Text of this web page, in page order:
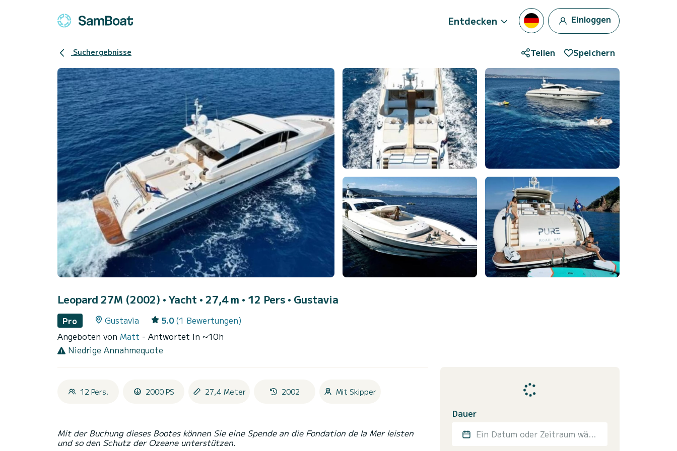
Entdecken Einloggen
Suchergebnisse Teilen Speichern
Leopard 27M (2002) • Yacht • 27,4 m • 12 Pers • Gustavia
Pro Gustavia 5.0 (1 Bewertungen)
Angeboten von Matt - Antwortet in ~10h
Niedrige Annahmequote
12 Pers. 2000 PS 27,4 Meter 2002 Mit Skipper
Mit der Buchung dieses Bootes können Sie eine Spende an die Fondation de la Mer leisten
und so den Schutz der Ozeane unterstützen.
Dauer
Ein Datum oder Zeitraum wählen